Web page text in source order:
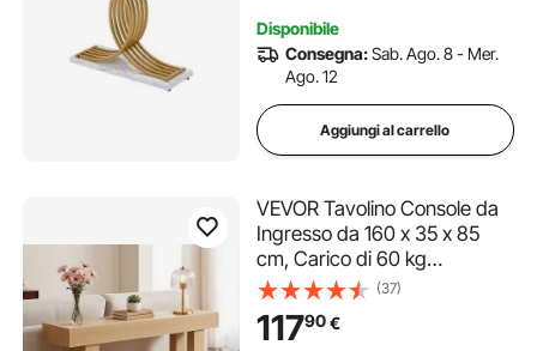
Disponibile
Consegna:Sab. Ago. 8 - Mer.
Ago. 12
Aggiungi al carrello
VEVOR Tavolino Console da
Ingresso da 160 x 35 x 85
cm, Carico di 60 kg
Rettangolare Stretto in
Truciolato per Corridoio,
Camera da Letto, Soggiorno,
(37)
11790€